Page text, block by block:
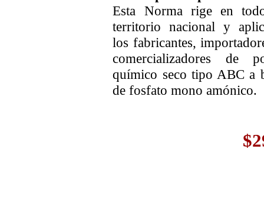
Esta Norma rige en
territorio nacional y
los fabricantes,
comercializadores de
químico seco tipo ABC a
de fosfato mono amónico.